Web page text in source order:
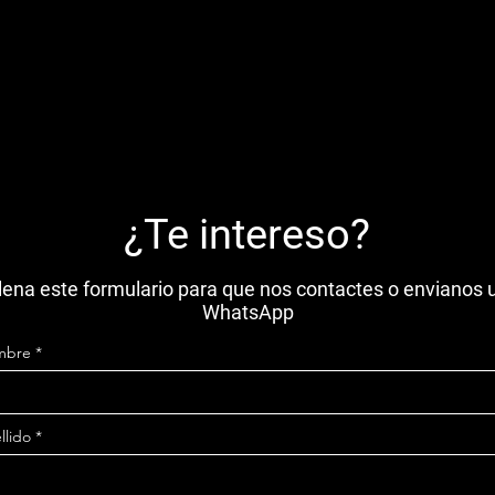
¿Te intereso?
este formulario para que nos contactes o envianos
WhatsApp